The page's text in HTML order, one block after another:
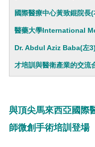
國際醫療中心黃致錕院長
醫藥大學International
Dr. Abdul Aziz Baba(左
才培訓與醫衛產業的交流
與頂尖馬來西亞國際
師微創手術培訓登場